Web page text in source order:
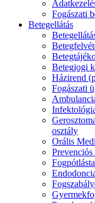
Fogászati
Betegellátás
Betegjogi
Házirend
Fogászati
osztály
Orális